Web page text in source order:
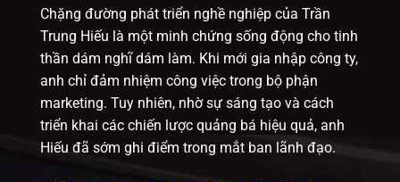
Chặng đường phát triển nghề nghiệp của Trần
Trung Hiếu là một minh chứng sống động cho tinh
thần dám nghĩ dám làm. Khi mới gia nhập công ty,
anh chỉ đảm nhiệm công việc trong bộ phận
marketing. Tuy nhiên, nhờ sự sáng tạo và cách
triển khai các chiến lược quảng bá hiệu quả, anh
Hiếu đã sớm ghi điểm trong mắt ban lãnh đạo.